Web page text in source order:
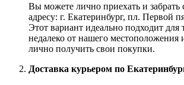
Вы можете лично приехать и забрать
адресу: г. Екатеринбург, пл. Первой
Этот вариант идеально подходит для
недалеко от нашего местоположения
лично получить свои покупки.
Доставка курьером по